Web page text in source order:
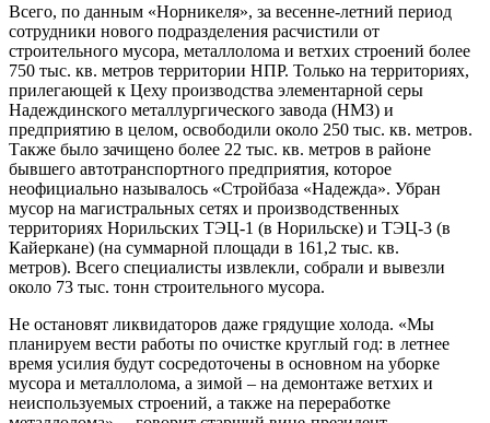
Всего, по данным «Норникеля», за весенне-летний период
сотрудники нового подразделения расчистили от
строительного мусора, металлолома и ветхих строений более
750 тыс. кв. метров территории НПР. Только на территориях,
прилегающей к Цеху производства элементарной серы
Надеждинского металлургического завода (НМЗ) и
предприятию в целом, освободили около 250 тыс. кв. метров.
Также было зачищено более 22 тыс. кв. метров в районе
бывшего автотранспортного предприятия, которое
неофициально называлось «Стройбаза «Надежда». Убран
мусор на магистральных сетях и производственных
территориях Норильских ТЭЦ-1 (в Норильске) и ТЭЦ-3 (в
Кайеркане) (на суммарной площади в 161,2 тыс. кв.
метров). Всего специалисты извлекли, собрали и вывезли
около 73 тыс. тонн строительного мусора.
Не остановят ликвидаторов даже грядущие холода. «Мы
планируем вести работы по очистке круглый год: в летнее
время усилия будут сосредоточены в основном на уборке
мусора и металлолома, а зимой – на демонтаже ветхих и
неиспользуемых строений, а также на переработке